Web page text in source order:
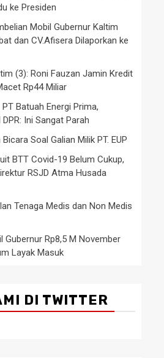
ke Presiden
Mobil Gubernur Kaltim
dan CV.Afisera Dilaporkan ke
(3): Roni Fauzan Jamin Kredit
Rp44 Miliar
Batuah Energi Prima,
Ini Sangat Parah
Soal Galian Milik PT. EUP
BTT Covid-19 Belum Cukup,
RSJD Atma Husada
Tenaga Medis dan Non Medis
Gubernur Rp8,5 M November
Layak Masuk
DI TWITTER